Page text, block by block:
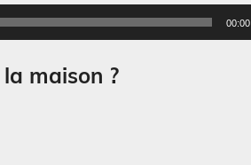
00:00
maison ?